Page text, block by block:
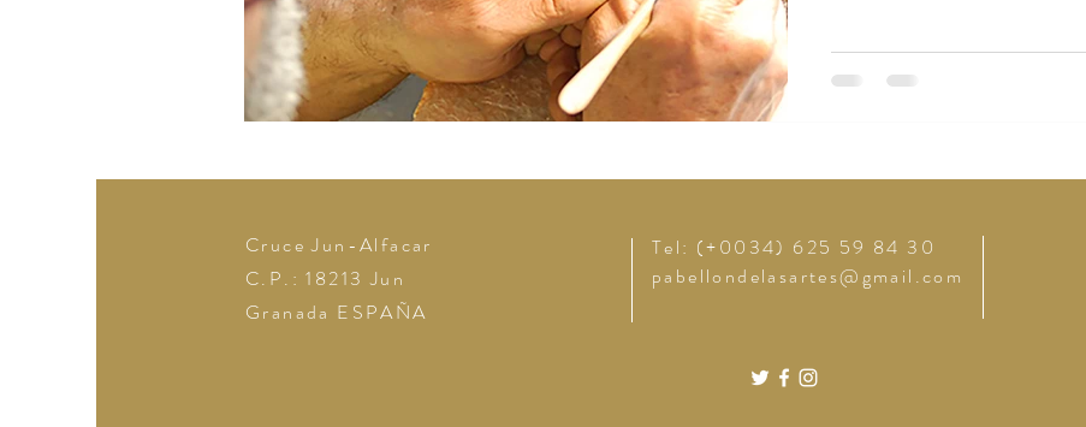
Cruce Jun-Alfacar
C.P.: 18213Jun
Granada ESPAÑA
Tel: (+0034) 625 59 84 30
pabellondelasartes@gmail.com